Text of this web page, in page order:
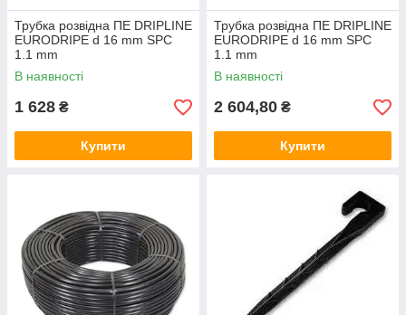
Трубка розвідна ПЕ DRIPLINE
EURODRIPE d 16 mm SPC
1.1 mm
В наявності
1 628 ₴
Купити
Трубка розвідна ПЕ DRIPLINE
EURODRIPE d 16 mm SPC
1.1 mm
В наявності
2 604,80 ₴
Купити